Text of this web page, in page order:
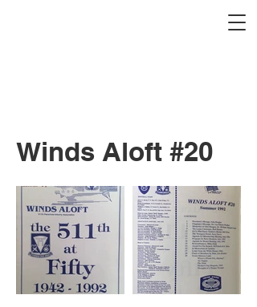
Winds Aloft #20